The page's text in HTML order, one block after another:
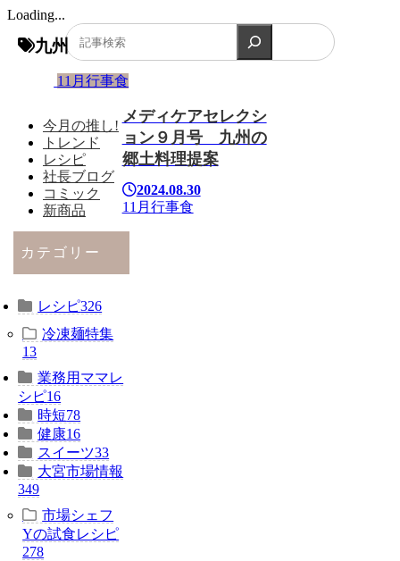
Loading...
今月の推し!
トレンド
レシピ
社長ブログ
コミック
新商品
九州
11月行事食
メディケアセレクシ
ョン９月号 九州の
郷土料理提案
2024.08.30
11月行事食
カテゴリー
レシピ326
冷凍麺特集
13
業務用ママレ
シピ16
時短78
健康16
スイーツ33
大宮市場情報
349
市場シェフ
Yの試食レシピ
278